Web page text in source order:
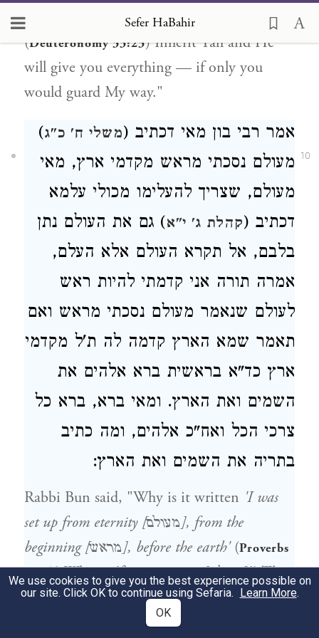
Sefer HaBahir
written
'West and south, inherit Yah'
(Deuteronomy 33:23) Inherit Yah and He
will give you everything — if only you
would guard My way."
10
אמר רבי בון מאי דכתיב (משלי ח' כ"ג)
מעולם נסכתי מראש מקדמי ארץ, מאי
מעולם, שצריך להעלימו מכולי עלמא
דכתיב (קהלת ג' י"א) גם את העולם נתן
בלבם, אל תקרא העולם אלא העלם,
אמרה תורה אני קדמתי להיות ראש
לעולם שנאמר מעולם נסכתי מראש ואם
תאמר שמא הארץ קדמה לה ת'ל מקדמי
ארץ כד"א בראשית ברא אלהים את
השמים ואת הארץ. ומאי ברא, ברא כל
צרכי הכל ואח"כ אלהים, ומה כתיב
בתריה את השמים ואת הארץ:
Rabbi Bun said, "Why is it written 'I was
set up from eternity [מעולם], from the
beginning [מראש], before the earth'(Proverbs
)? What is 'from eternity [מעולם]'? That
it must be concealed [להעלימו] from the
whole world. As it is written,
We use cookies to give you the best experience possible on
our site. Click OK to continue using Sefaria. Learn More.
OK